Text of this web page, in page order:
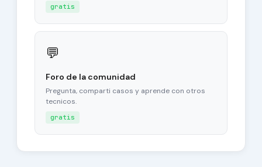
gratis
💬
Foro de la comunidad
Pregunta, comparti casos y aprende con otros
tecnicos.
gratis